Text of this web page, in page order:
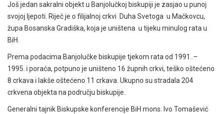
Još jedan sakralni objekt u Banjolučkoj biskupiji je zasjao u punoj
svojoj ljepoti. Riječ je o filijalnoj crkvi Duha Svetoga u Mačkovcu,
župa Bosanska Gradiška, koja je uništena u tijeku minulog rata u
BiH.
Prema podacima Banjolučke biskupije tjekom rata od 1991. –
1995. i poraća, potpuno je uništeno 16 župnih crkvi, teško oštećeno
8 crkava i lakše oštećeno 11 crkava. Ukupno su stradala 204
crkvena objekta na području biskupije.
Generalni tajnik Biskupske konferencije BiH mons. Ivo Tomašević